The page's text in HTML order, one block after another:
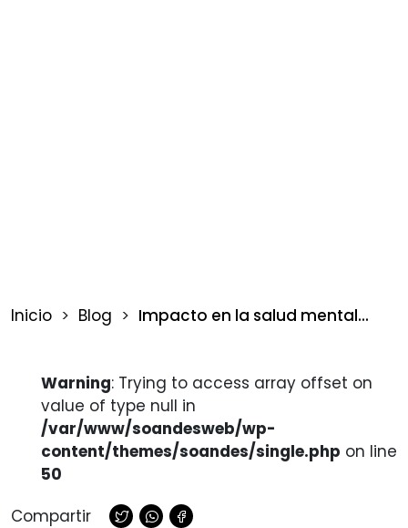
Inicio > Blog > Impacto en la salud mental...
Warning: Trying to access array offset on
value of type null in
/var/www/soandesweb/wp-
content/themes/soandes/single.php on line
50
Compartir